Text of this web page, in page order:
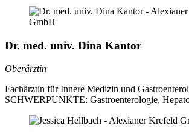
Dr. med. univ. Dina Kantor
Oberärztin
Fachärztin für Innere Medizin und
SCHWERPUNKTE: Gastroenterologie,